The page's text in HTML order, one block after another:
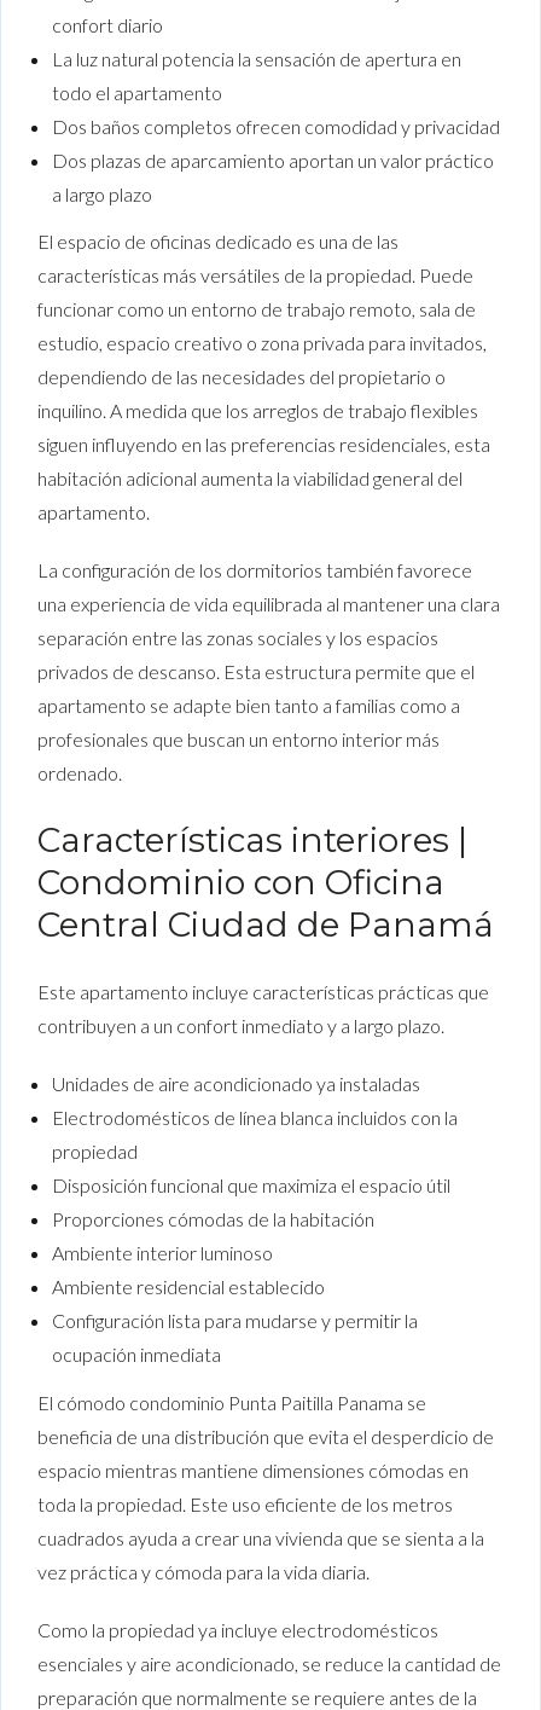
confort diario
La luz natural potencia la sensación de apertura en
todo el apartamento
Dos baños completos ofrecen comodidad y privacidad
Dos plazas de aparcamiento aportan un valor práctico
a largo plazo
El espacio de oficinas dedicado es una de las
características más versátiles de la propiedad. Puede
funcionar como un entorno de trabajo remoto, sala de
estudio, espacio creativo o zona privada para invitados,
dependiendo de las necesidades del propietario o
inquilino. A medida que los arreglos de trabajo flexibles
siguen influyendo en las preferencias residenciales, esta
habitación adicional aumenta la viabilidad general del
apartamento.
La configuración de los dormitorios también favorece
una experiencia de vida equilibrada al mantener una clara
separación entre las zonas sociales y los espacios
privados de descanso. Esta estructura permite que el
apartamento se adapte bien tanto a familias como a
profesionales que buscan un entorno interior más
ordenado.
Características interiores |
Condominio con Oficina
Central Ciudad de Panamá
Este apartamento incluye características prácticas que
contribuyen a un confort inmediato y a largo plazo.
Unidades de aire acondicionado ya instaladas
Electrodomésticos de línea blanca incluidos con la
propiedad
Disposición funcional que maximiza el espacio útil
Proporciones cómodas de la habitación
Ambiente interior luminoso
Ambiente residencial establecido
Configuración lista para mudarse y permitir la
ocupación inmediata
El cómodo condominio Punta Paitilla Panama se
beneficia de una distribución que evita el desperdicio de
espacio mientras mantiene dimensiones cómodas en
toda la propiedad. Este uso eficiente de los metros
cuadrados ayuda a crear una vivienda que se sienta a la
vez práctica y cómoda para la vida diaria.
Como la propiedad ya incluye electrodomésticos
esenciales y aire acondicionado, se reduce la cantidad de
preparación que normalmente se requiere antes de la